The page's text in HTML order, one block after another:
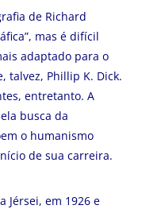
de Richard
mas é difícil
adaptado para o
talvez, Phillip K. Dick.
entretanto. A
busca da
o humanismo
de sua carreira.
Jérsei, em 1926 e